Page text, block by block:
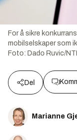
For å sikre
mobilselskaper som
Foto: Dado Ruvic/
Del
Marianne